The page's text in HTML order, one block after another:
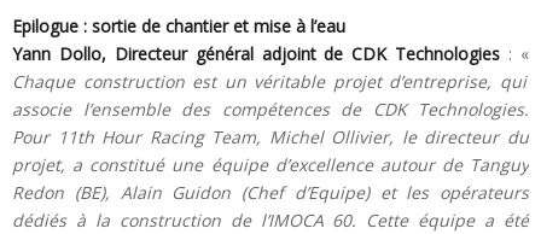
Epilogue : sortie de chantier et mise à l’eau
Yann Dollo, Directeur général adjoint de CDK Technologies : «
Chaque construction est un véritable projet d’entreprise, qui
associe l’ensemble des compétences de CDK Technologies.
Pour 11th Hour Racing Team, Michel Ollivier, le directeur du
projet, a constitué une équipe d’excellence autour de Tanguy
Redon (BE), Alain Guidon (Chef d’Equipe) et les opérateurs
dédiés à la construction de l’IMOCA 60. Cette équipe a été